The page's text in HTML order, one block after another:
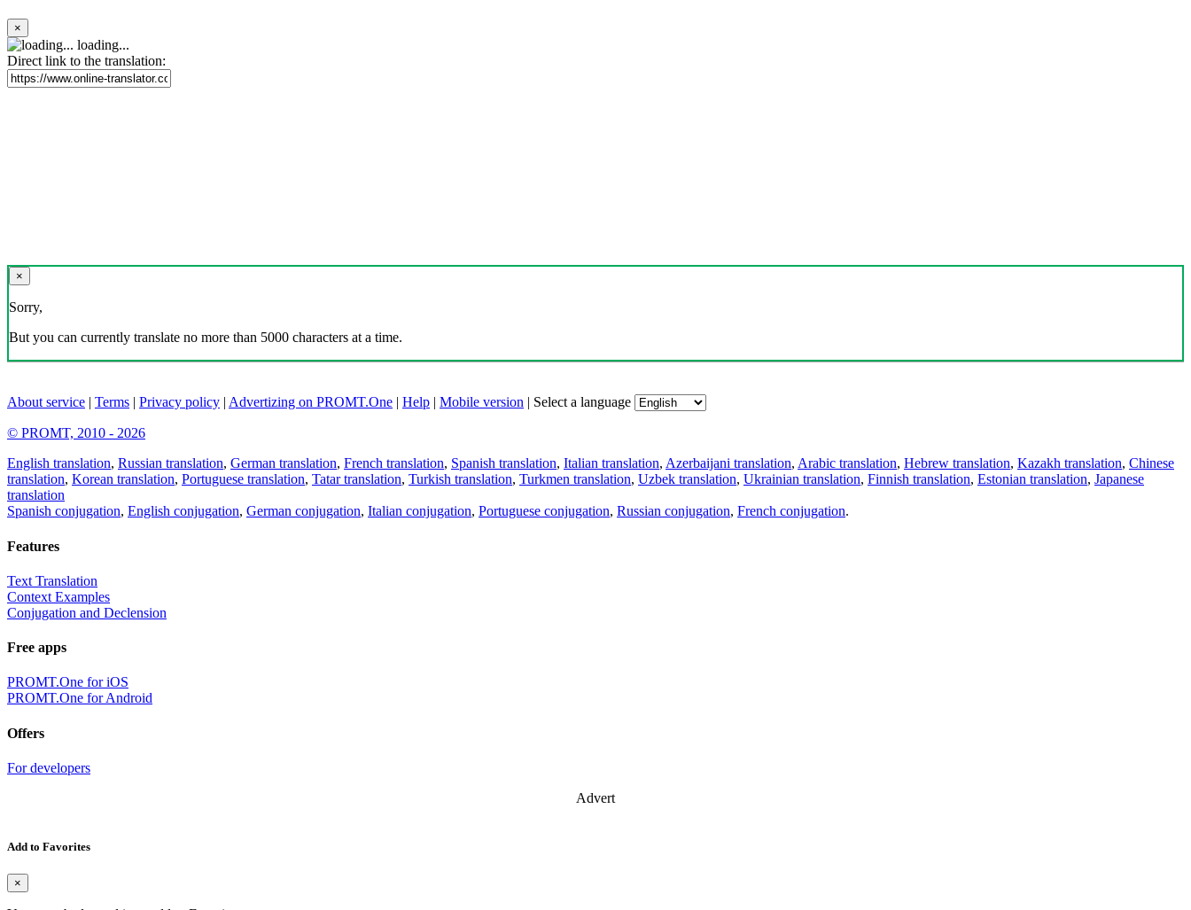
×
loading...
Direct link to the translation:
×
Sorry,
But you can currently translate no more than 5000 characters at a time.
About service | Terms | Privacy policy | Advertizing on PROMT.One | Help | Mobile version | Select a language
© PROMT, 2010 - 2026
English translation, Russian translation, German translation, French translation, Spanish translation, Italian translation, Azerbaijani translation, Arabic translation, Hebrew translation, Kazakh translation, Chinese
translation, Korean translation, Portuguese translation, Tatar translation, Turkish translation, Turkmen translation, Uzbek translation, Ukrainian translation, Finnish translation, Estonian translation, Japanese
translation
Spanish conjugation, English conjugation, German conjugation, Italian conjugation, Portuguese conjugation, Russian conjugation, French conjugation.
Features
Text Translation
Context Examples
Conjugation and Declension
Free apps
PROMT.One for iOS
PROMT.One for Android
Offers
For developers
Advert
Add to Favorites
×